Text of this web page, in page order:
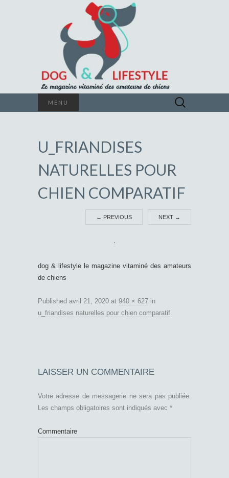
LIFESTYLE
Le magazine vitaminé des amateurs de
chiens
MENU Rechercher :
U_FRIANDISES
NATURELLES POUR
CHIEN COMPARATIF
← PREVIOUS NEXT →
dog & lifestyle le magazine vitaminé des amateurs
de chiens
Published avril 21, 2020 at 940 × 627 in
u_friandises naturelles pour chien comparatif
LAISSER UN COMMENTAIRE
Votre adresse de messagerie ne sera pas publiée.
Les champs obligatoires sont indiqués avec *
Commentaire